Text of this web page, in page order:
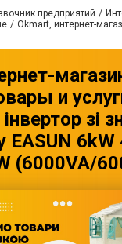
предприятий
Okmart, интернет-
и
інвертор зі
EASUN 6kW
(6000VA/